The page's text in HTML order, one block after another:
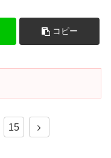
コピー
15
次